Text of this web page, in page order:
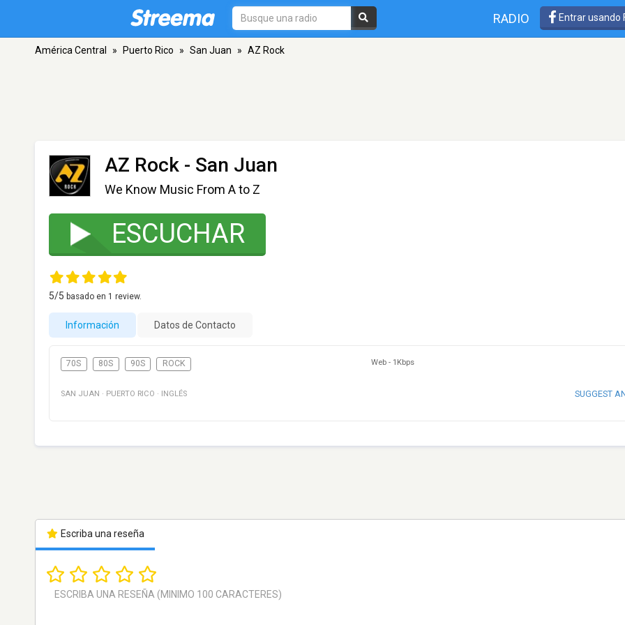
RADIO Entrar usando
América Central » Puerto Rico » San Juan » AZ Rock
AZ Rock - San Juan
We Know Music From A to Z
ESCUCHAR
5/5 basado en 1 review.
Información Datos de Contacto
70S 80S 90S ROCK Web - 1Kbps
SAN JUAN · PUERTO RICO · INGLÉS SUGGEST
Escriba una reseña